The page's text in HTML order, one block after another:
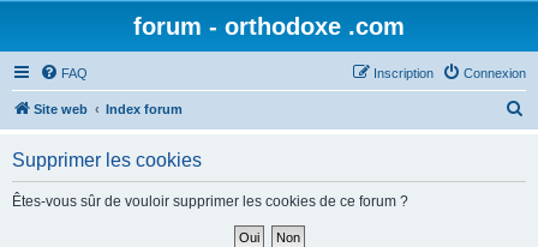
forum - orthodoxe .com
FAQ Connexion
Inscription
Site web Index forum
Supprimer les cookies
Êtes-vous sûr de vouloir supprimer les cookies de ce forum ?